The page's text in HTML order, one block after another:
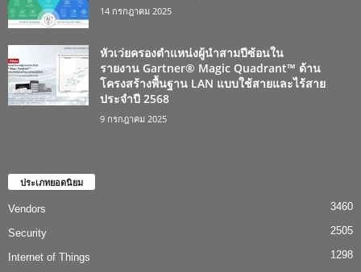
14 กรกฎาคม 2025
หัวเว่ยครองตำแหน่งผู้นำสามปีซ้อนใน
รายงาน Gartner® Magic Quadrant™ ด้าน
โครงสร้างพื้นฐาน LAN แบบใช้สายและไร้สาย
ประจำปี 2568
9 กรกฎาคม 2025
ประเภทยอดนิยม
Vendors 3460
Security 2505
Internet of Things 1298